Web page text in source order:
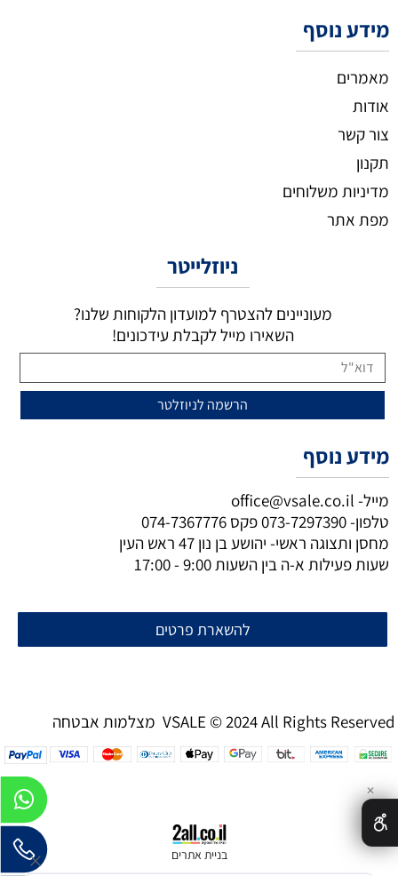
מידע נוסף
מאמרים
אודות
צור קשר
תקנון
מדיניות משלוחים
מפת אתר
ניוזלייטר
מעוניינים להצטרף למועדון הלקוחות שלנו?
השאירו מייל לקבלת עידכונים!
מידע נוסף
מייל- office@vsale.co.il
טלפון-073-7297390פקס 074-7367776
מחסן ותצוגה ראשי- יהושע בן נון 47 ראש העין
שעות פעילות א-ה בין השעות 9:00 - 17:00
להשארת פרטים
מצלמות אבטחה VSALE © 2024 All Rights Reserved
בניית אתרים
✕